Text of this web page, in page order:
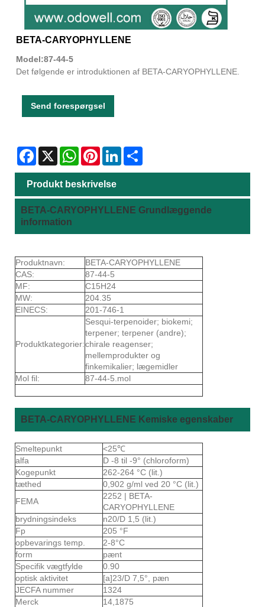
BETA-CARYOPHYLLENE
Model:87-44-5
Det følgende er introduktionen af ​​BETA-CARYOPHYLLENE.
Send forespørgsel
Facebook
X WhatsAppPinterestLinkedIn
Produkt beskrivelse
BETA-CARYOPHYLLENE Grundlæggende
information
Produktnavn:
BETA-CARYOPHYLLENE
CAS:
87-44-5
MF:
C15H24
MW:
204.35
EINECS:
201-746-1
Produktkategorier:
Sesqui-terpenoider; biokemi;
terpener; terpener (andre);
chirale reagenser;
mellemprodukter og
finkemikalier; lægemidler
Mol fil:
87-44-5.mol
BETA-CARYOPHYLLENE Kemiske egenskaber
Smeltepunkt
<25℃
alfa
D -8 til -9° (chloroform)
Kogepunkt
262-264 °C (lit.)
tæthed
0,902 g/ml ved 20 °C (lit.)
FEMA
2252 | BETA-
CARYOPHYLLENE
brydningsindeks
n20/D 1,5 (lit.)
Fp
205 °F
opbevarings temp.
2-8°C
form
pænt
Specifik vægtfylde
0.90
optisk aktivitet
[a]23/D 7,5°, pæn
JECFA nummer
1324
Merck
14,1875